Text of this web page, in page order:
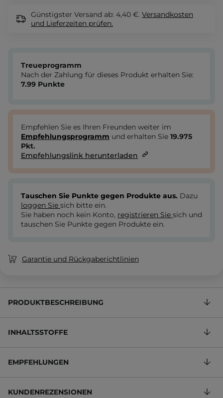
Günstigster Versand ab: 4,40 €. Versandkosten
und Lieferzeiten prüfen.
Treueprogramm
Nach der Zahlung für dieses Produkt erhalten Sie:
7.99 Punkte
Empfehlen Sie es Ihren Freunden weiter im
Empfehlungsprogramm und erhalten Sie 19.975
Pkt.
Empfehlungslink herunterladen
Tauschen Sie Punkte gegen Produkte aus. Dazu
loggen Sie sich bitte ein.
Sie haben noch kein Konto, registrieren Sie sich und
tauschen Sie Punkte gegen Produkte ein.
Garantie und Rückgaberichtlinien
PRODUKTBESCHREIBUNG
INHALTSSTOFFE
EMPFEHLUNGEN
KUNDENREZENSIONEN